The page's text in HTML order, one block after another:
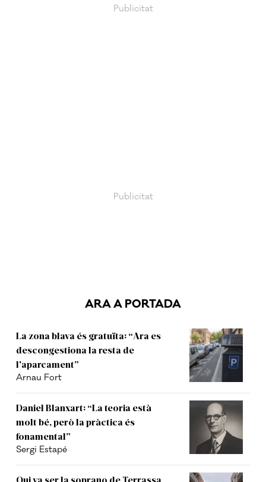
ARA A PORTADA
La zona blava és gratuïta: “Ara es
descongestiona la resta de
l'aparcament”
Arnau Fort
Daniel Blanxart: “La teoria està
molt bé, però la pràctica és
fonamental”
Sergi Estapé
Qui va ser la soprano de Terrassa